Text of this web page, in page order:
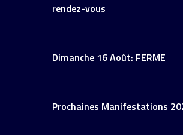
rendez-vous
Dimanche 16 Août: FERME
Prochaines Manifestations